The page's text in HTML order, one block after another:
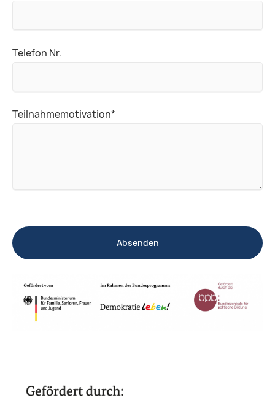
Telefon Nr.
Pflichtfeld
Teilnahmemotivation*
Absenden